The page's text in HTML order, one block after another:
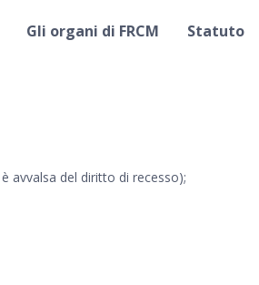
Gli organi di FRCM Statuto
avvalsa del diritto di recesso);